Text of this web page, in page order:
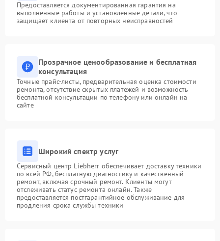
Предоставляется документированная гарантия на
выполненные работы и установленные детали, что
защищает клиента от повторных неисправностей
Прозрачное ценообразование и бесплатная
консультация
Точные прайс-листы, предварительная оценка стоимости
ремонта, отсутствие скрытых платежей и возможность
бесплатной консультации по телефону или онлайн на
сайте
Широкий спектр услуг
Сервисный центр Liebherr обеспечивает доставку техники
по всей РФ, бесплатную диагностику и качественный
ремонт, включая срочный ремонт. Клиенты могут
отслеживать статус ремонта онлайн. Также
предоставляется постгарантийное обслуживание для
продления срока службы техники